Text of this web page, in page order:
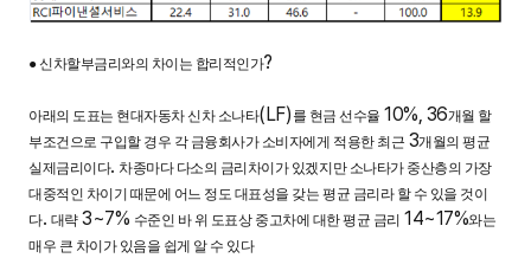
●신차할부금리와의 차이는 합리적인가?
아래의 도표는 현대자동차 신차 소나타(LF) 를 현금 선수율 10%, 36개월 할
부조건으로 구입할 경우 각 금융회사가 소비자에게 적용한 최근 3개월의 평균
실제금리이다. 차종마다 다소의 금리차이가 있겠지만 소나타가 중산층의 가장
대중적인 차이기 때문에 어느 정도 대표성을 갖는 평균 금리라 할 수 있을 것이
다. 대략3~7% 수준인 바 위 도표상 중고차에 대한 평균 금리 14~17%와는
매우 큰 차이가 있음을 쉽게 알 수 있다